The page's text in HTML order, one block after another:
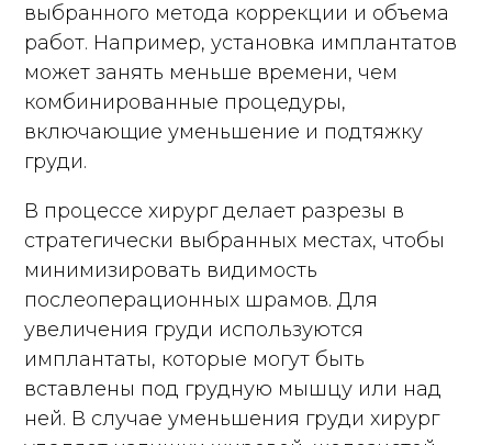
выбранного метода коррекции и объема
работ. Например, установка имплантатов
может занять меньше времени, чем
комбинированные процедуры,
включающие уменьшение и подтяжку
груди.
В процессе хирург делает разрезы в
стратегически выбранных местах, чтобы
минимизировать видимость
послеоперационных шрамов. Для
увеличения груди используются
имплантаты, которые могут быть
вставлены под грудную мышцу или над
ней. В случае уменьшения груди хирург